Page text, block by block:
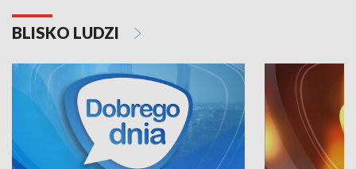
BLISKO LUDZI